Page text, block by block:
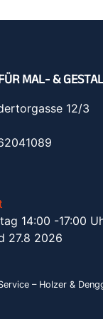
MAL- &
12/3
14:00 -17:00
27.8 2026
– Holzer &